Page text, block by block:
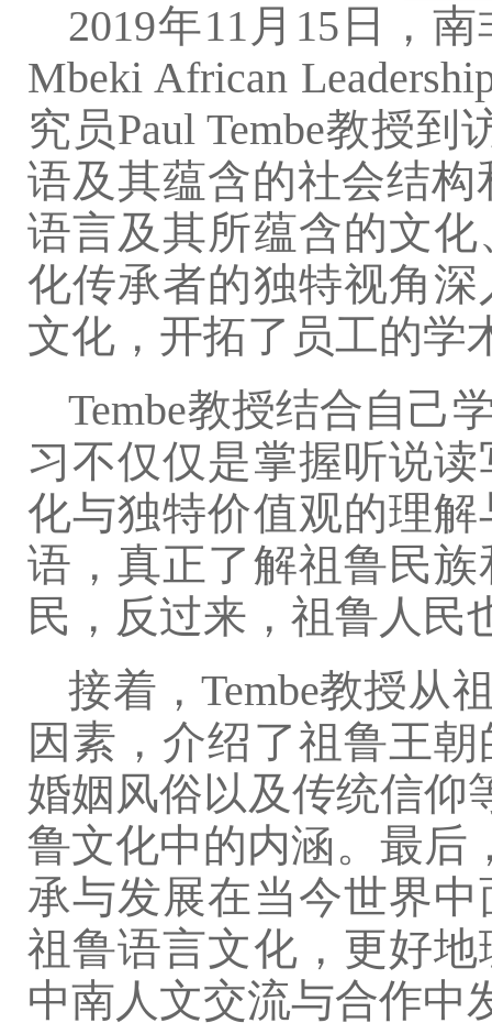
2019年11月15日，
Mbeki African
究员Paul Tembe教授
语及其蕴含的社会结构
语言及其所蕴含的文
化传承者的独特视角
文化，开拓了员工的学
Tembe教授结合自己
习不仅仅是掌握听说
化与独特价值观的理
语，真正了解祖鲁民
民，反过来，祖鲁人民
接着，Tembe教授从
因素，介绍了祖鲁王
婚姻风俗以及传统信仰
鲁文化中的内涵。最后
承与发展在当今世界
祖鲁语言文化，更好
中南人文交流与合作中